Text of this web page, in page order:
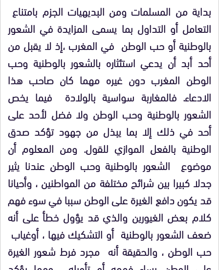
بداية من المسلمات ومن البديهيات الجزم بامتناع
التعامل أو التداول بما يسمى المزايدة في الشعور
بالوطنية أو حب الوطن في المغرب ،إذ لا يقبل من
أحد أبد أن يدعي استئثاره بالشعور بالوطنية وحب
الوطن المغرب دون غيره مهما كان صاحب هذا
الادعاء. فالمغاربة سواسية بالولادة
فيما يخص
الشعور بالوطنية وحب الوطن ولا فضل لأحد على
أحد في ذلك إلا بما يبذل من جهود تؤكد صدق
الوطنية بالفعل الموازي للقول. ومن المعلوم أن
موضوع الشعور بالوطنية وحب الوطن عندنا يثير
جدلا كبيرا بين شرائح مختلفة من المواطنين ، وأحيانا
قد يكون دافع الغيرة على الوطن سببا في سوء فهم
كلام بعض الغيورين والذي قد يؤول خطأ على أنه
ضعف الشعور بالوطنية أو التشكيك فيها ، أوغياب
حب الوطن ، والحقيقة أنه مجرد فرط شعور الغيرة